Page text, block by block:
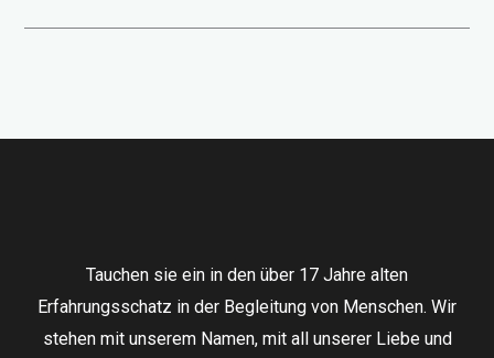
Tauchen sie ein in den über 17 Jahre alten
Erfahrungsschatz in der Begleitung von Menschen. Wir
stehen mit unserem Namen, mit all unserer Liebe und